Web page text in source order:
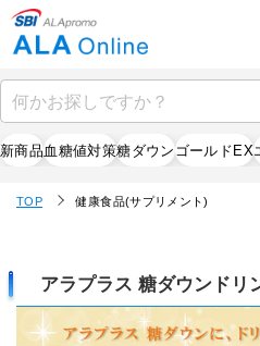
新商品血糖値対策糖ダウンゴールドEX
TOP 健康食品(サプリメント)
アラプラス 糖ダウンドリ